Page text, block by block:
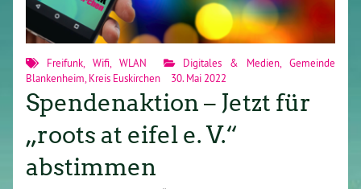
Freifunk ,Wifi ,WLAN Digitales & Medien, Gemeinde
Blankenheim Kreis Euskirchen 30. Mai 2022
Spendenaktion – Jetzt für
„roots at eifel e. V.“
abstimmen